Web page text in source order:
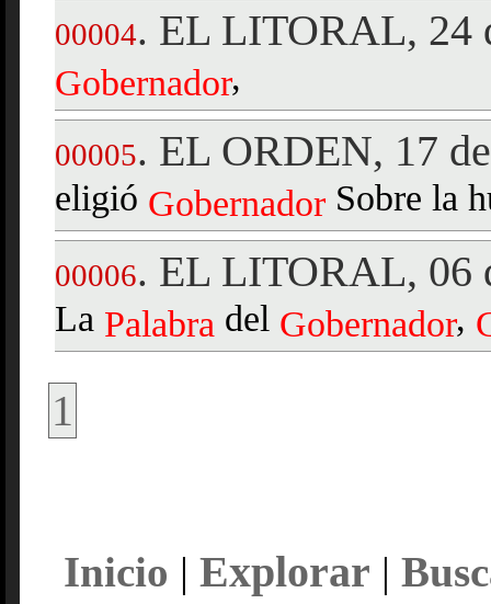
00004. EL LITORAL, 24
Gobernador,
00005. EL ORDEN, 17
eligió Gobernador Sobre la
00006. EL LITORAL, 06
La Palabra del Gobernador,
1
Inicio | Explorar |